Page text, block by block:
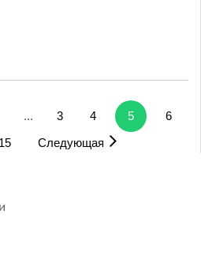
... 3 4 5
6
15
Следующая